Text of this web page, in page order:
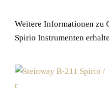
Weitere Informationen zu
Spirio Instrumenten